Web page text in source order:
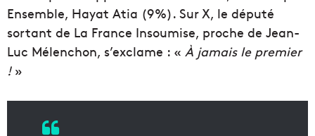
Ensemble, Hayat Atia (9%). Sur X, le député
sortant de La France Insoumise, proche de Jean-
Luc Mélenchon, s’exclame : « À jamais le premier
!»